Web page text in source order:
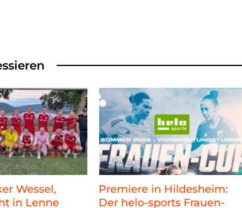
Wessel,
in Lenne
Premiere in Hildesheim:
Der helo-sports Frauen-